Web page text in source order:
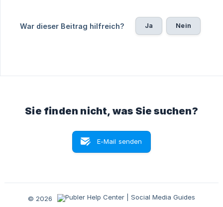
War dieser Beitrag hilfreich? Ja Nein
Sie finden nicht, was Sie suchen?
E-Mail senden
© 2026